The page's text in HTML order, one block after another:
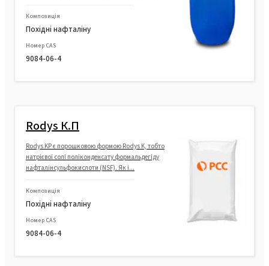
Композиція
Похідні нафталіну
Номер CAS
9084-06-4
Rodys К.П
Rodys KP є порошковою формою Rodys K, тобто
натрієвої солі поліконденсату формальдегіду
нафталінсульфокислоти (NSF). Як і...
Композиція
Похідні нафталіну
Номер CAS
9084-06-4